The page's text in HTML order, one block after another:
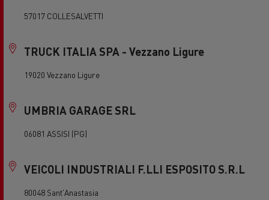
57017 COLLESALVETTI
TRUCK ITALIA SPA - Vezzano Ligure
19020 Vezzano Ligure
UMBRIA GARAGE SRL
06081 ASSISI (PG)
VEICOLI INDUSTRIALI F.LLI ESPOSITO S.R.L
80048 Sant'Anastasia